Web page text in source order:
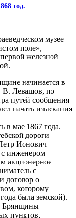
год.
музее
поле»,
железной
начинается в
В. Левашов, по
путей сообщения
начать изыскания
в мае 1867 года.
дороги
Ионович
с инженером
акционерное
с
договор о
которому
была земской).
Брянщины
пунктов,